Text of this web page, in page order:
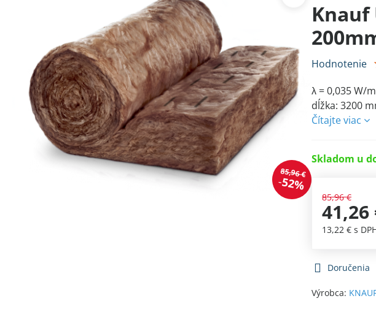
85,96 €
52%
Knauf
Hodnotenie
λ = 0,035 W/
dĺžka: 3200
Čítajte viac
Skladom u
85,96 €
41,26
13,22 € s
Doručenia
Výrobca: